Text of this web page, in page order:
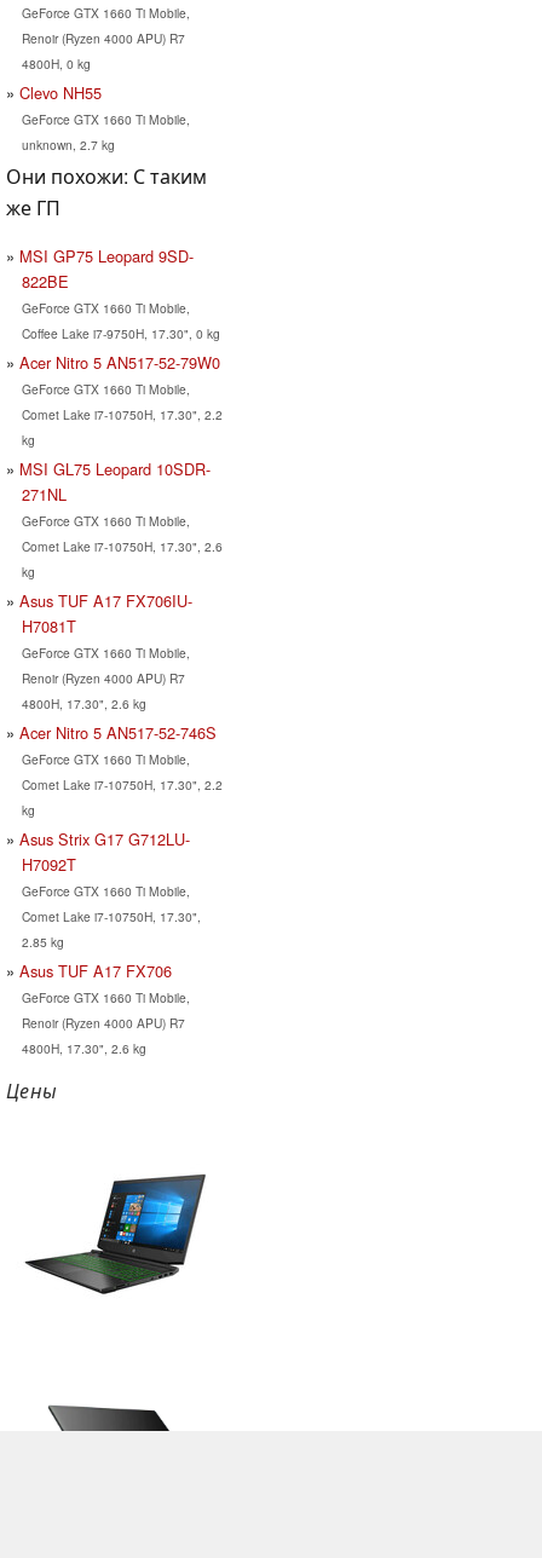
GeForce GTX 1660 Ti Mobile,
Renoir (Ryzen 4000 APU) R7
4800H, 0 kg
Clevo NH55
GeForce GTX 1660 Ti Mobile,
unknown, 2.7 kg
Они похожи: С таким
же ГП
MSI GP75 Leopard 9SD-
822BE
GeForce GTX 1660 Ti Mobile,
Coffee Lake i7-9750H, 17.30", 0 kg
Acer Nitro 5 AN517-52-79W0
GeForce GTX 1660 Ti Mobile,
Comet Lake i7-10750H, 17.30", 2.2
kg
MSI GL75 Leopard 10SDR-
271NL
GeForce GTX 1660 Ti Mobile,
Comet Lake i7-10750H, 17.30", 2.6
kg
Asus TUF A17 FX706IU-
H7081T
GeForce GTX 1660 Ti Mobile,
Renoir (Ryzen 4000 APU) R7
4800H, 17.30", 2.6 kg
Acer Nitro 5 AN517-52-746S
GeForce GTX 1660 Ti Mobile,
Comet Lake i7-10750H, 17.30", 2.2
kg
Asus Strix G17 G712LU-
H7092T
GeForce GTX 1660 Ti Mobile,
Comet Lake i7-10750H, 17.30",
2.85 kg
Asus TUF A17 FX706
GeForce GTX 1660 Ti Mobile,
Renoir (Ryzen 4000 APU) R7
4800H, 17.30", 2.6 kg
Цены